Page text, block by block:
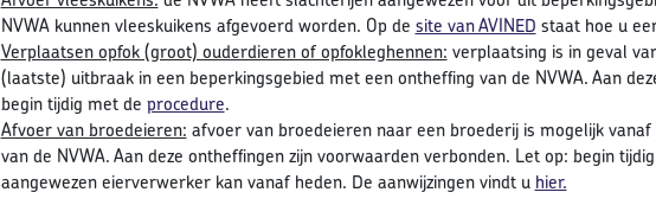
NVWA kunnen vleeskuikens afgevoerd worden. Op de site van AVINED staat hoe u
Verplaatsen opfok (groot) ouderdieren of opfokleghennen: verplaatsing is in geval
(laatste) uitbraak in een beperkingsgebied met een ontheffing van de NVWA. Aan
begin tijdig met de procedure.
Afvoer van broedeieren: afvoer van broedeieren naar een broederij is mogelijk
van de NVWA. Aan deze ontheffingen zijn voorwaarden verbonden. Let op: begin
aangewezen eierverwerker kan vanaf heden. De aanwijzingen vindt u hier.